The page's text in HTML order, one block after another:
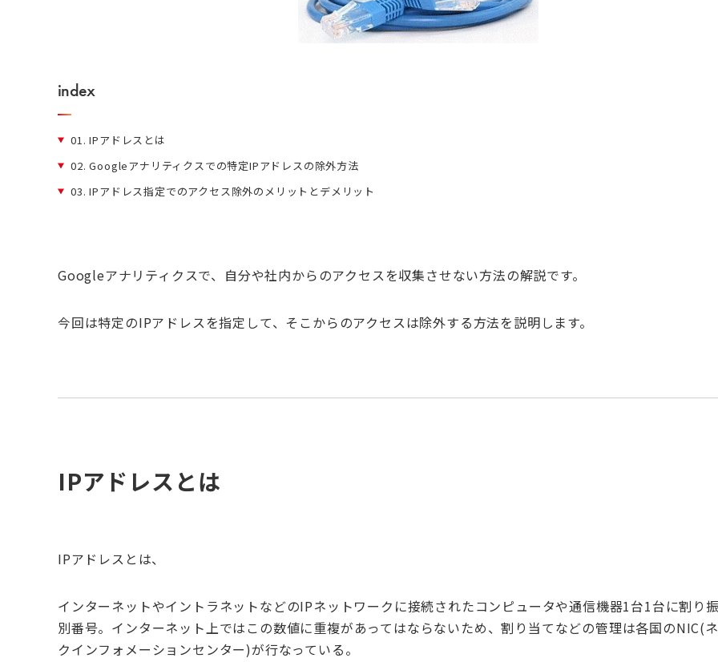
index
01. IPアドレスとは
02. Googleアナリティクスでの特定IPアドレスの除外方法
03. IPアドレス指定でのアクセス除外のメリットとデメリット
Googleアナリティクスで、自分や社内からのアクセスを収集させない方法の解説です。
今回は特定のIPアドレスを指定して、そこからのアクセスは除外する方法を説明します。
IPアドレスとは
IPアドレスとは、
インターネットやイントラネットなどのIPネットワークに接続されたコンピュータや通信機器1台1台に割り
別番号。インターネット上ではこの数値に重複があってはならないため、割り当てなどの管理は各国のNIC(
クインフォメーションセンター)が行なっている。